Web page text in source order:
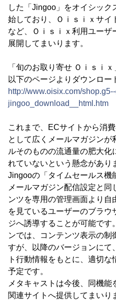
した「Jingoo」をオイシック
始しており、Ｏｉｓｉｘサイ
など、Ｏｉｓｉｘ利用ユーザ
展開してまいります。
「旬のお取り寄せ Ｏｉｓｉ
以下のページよりダウンロー
http://www.oisix.com/
jingoo_download__html.htm
これまで、ECサイトから消
として広くメールマガジン
ルそのものの流通量の肥大化
れていないという懸念があり
Jingooの「タイムセールス機
メールマガジン配信設定と
ンツを専用の管理画面より自
を見ているユーザーのブラ
ジへ誘導することが可能です
ンでは、コンテンツ表示の制
すが、以降のバージョンにて
ト行動情報をもとに、適切
予定です。
メタキャストは今後、同機
関連サイトへ提供してまいり